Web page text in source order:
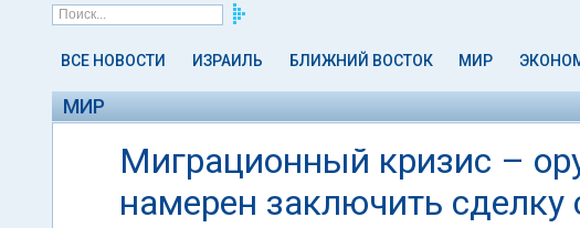
ВСЕ НОВОСТИ ИЗРАИЛЬ БЛИЖНИЙ ВОСТОК МИР
МИР
Миграционный кризис –
намерен заключить